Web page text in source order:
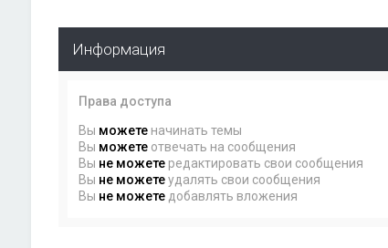
Информация
Права доступа
Вы можетеначинать темы
Вы можетеотвечать на сообщения
Вы не можетередактировать свои сообщения
Вы не можетеудалять свои сообщения
Вы не можетедобавлять вложения